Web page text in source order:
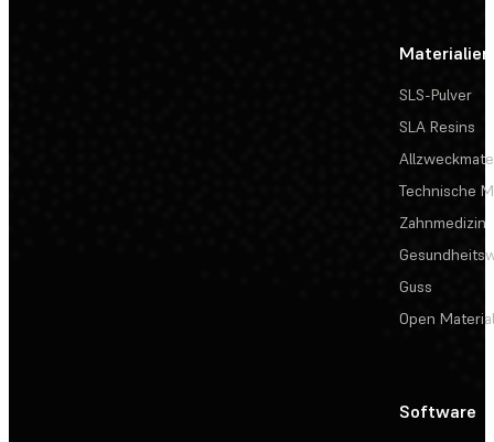
Materialien
SLS-Pulver
SLA Resins
Technische
Zahnmedizin
Guss
Open
Software